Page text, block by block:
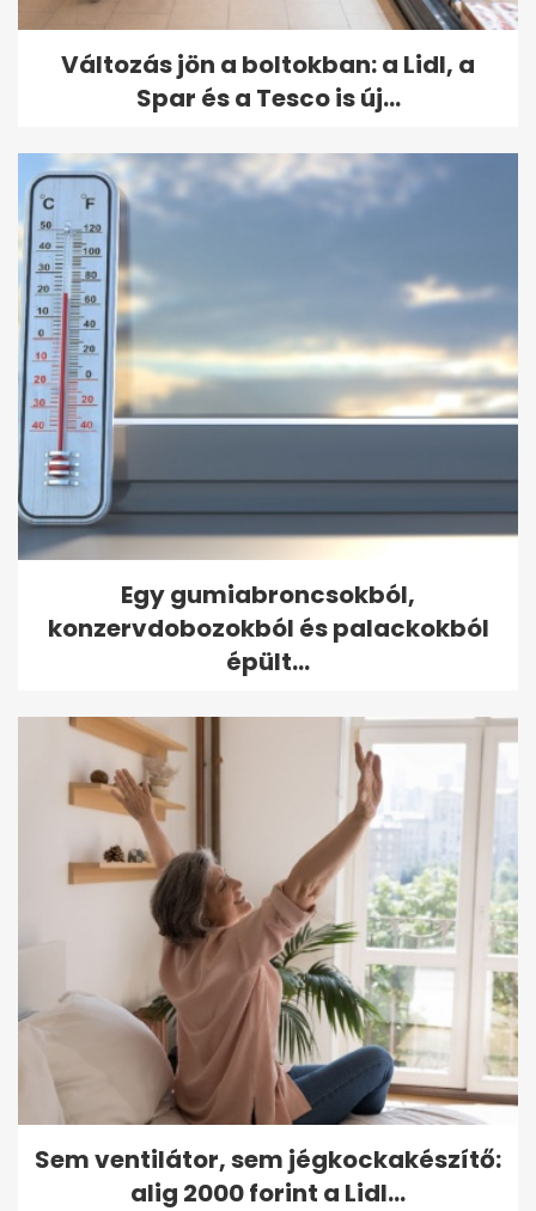
Változás jön a boltokban: a Lidl, a
Spar és a Tesco is új...
Egy gumiabroncsokból,
konzervdobozokból és palackokból
épült...
Sem ventilátor, sem jégkockakészítő:
alig 2000 forint a Lidl...